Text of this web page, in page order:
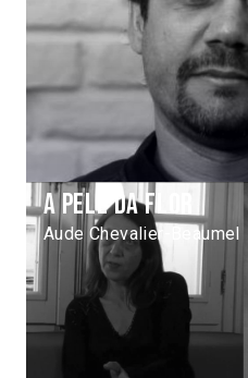
A pele da flor
Aude Chevalier-Beaumel